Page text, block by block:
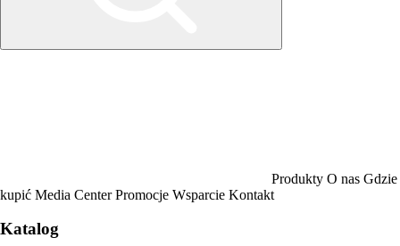
Produkty O nas Gdzie
kupić Media CenterPromocje Wsparcie Kontakt
Katalog